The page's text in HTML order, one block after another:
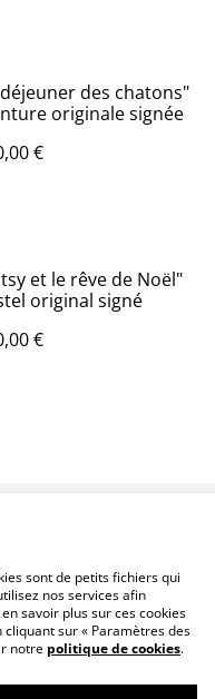
des chatons"
originale signée
€
et le rêve de Noël"
original signé
€
Livraison
sont de petits fichiers qui
nos services afin
savoir plus sur ces cookies
sur « Paramètres des
notre politique de cookies.